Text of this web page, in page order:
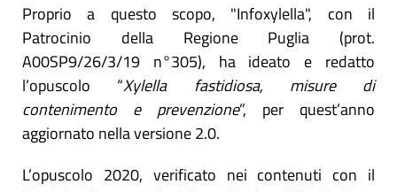
Proprio a questo scopo, "Infoxylella", con il
Patrocinio della Regione Puglia (prot.
A00SP9/26/3/19 n°305), ha ideato e redatto
l’opuscolo “Xylella fastidiosa, misure di
contenimento e prevenzione”, per quest’anno
aggiornato nella versione 2.0.
L’opuscolo 2020, verificato nei contenuti con il